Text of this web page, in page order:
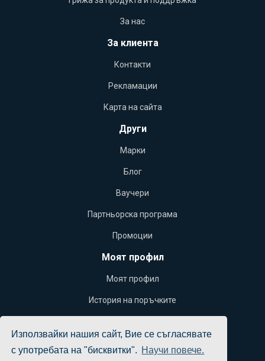
Използвайки нашия сайт, Вие се съгласявате
с употребата на "бисквитки". Научи повече.
За нас
За клиента
Контакти
Рекламации
Карта на сайта
Други
Марки
Блог
Ваучери
Партньорска програма
Промоции
Моят профил
Моят профил
История на поръчките